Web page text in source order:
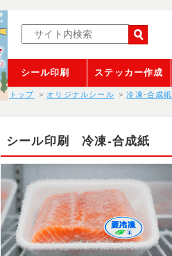
シール印刷 ステッカー作成
トップ オリジナルシール 冷凍-合成紙
シール印刷 冷凍-合成紙